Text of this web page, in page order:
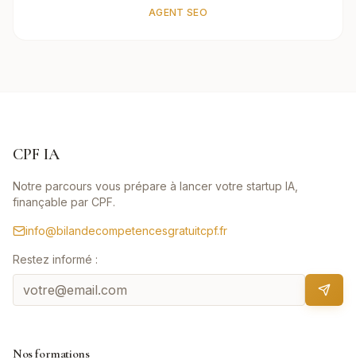
AGENT SEO
CPF IA
Notre parcours vous prépare à lancer votre startup IA,
finançable par CPF.
info@bilandecompetencesgratuitcpf.fr
Restez informé :
Nos formations